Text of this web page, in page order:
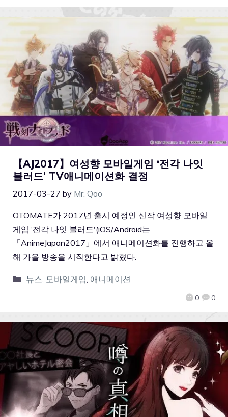
【AJ2017】여성향 모바일게임 ‘전각 나잇
블러드’ TV애니메이션화 결정
2017-03-27 by Mr. Qoo
0 0
OTOMATE가 2017년 출시 예정인 신작 여성향 모바일
게임 ‘전각 나잇 블러드'(iOS/Android는
「AnimeJapan2017」에서 애니메이션화를 진행하고 올
해 가을 방송을 시작한다고 밝혔다.
뉴스, 모바일게임, 애니메이션